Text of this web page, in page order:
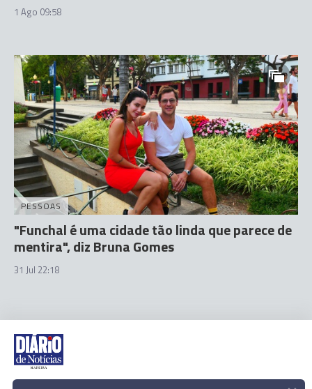
1 Ago 09:58
PESSOAS
"Funchal é uma cidade tão linda que parece de
mentira", diz Bruna Gomes
31 Jul 22:18
Rua Dr. Fernão de Ornelas, 56 - 3º